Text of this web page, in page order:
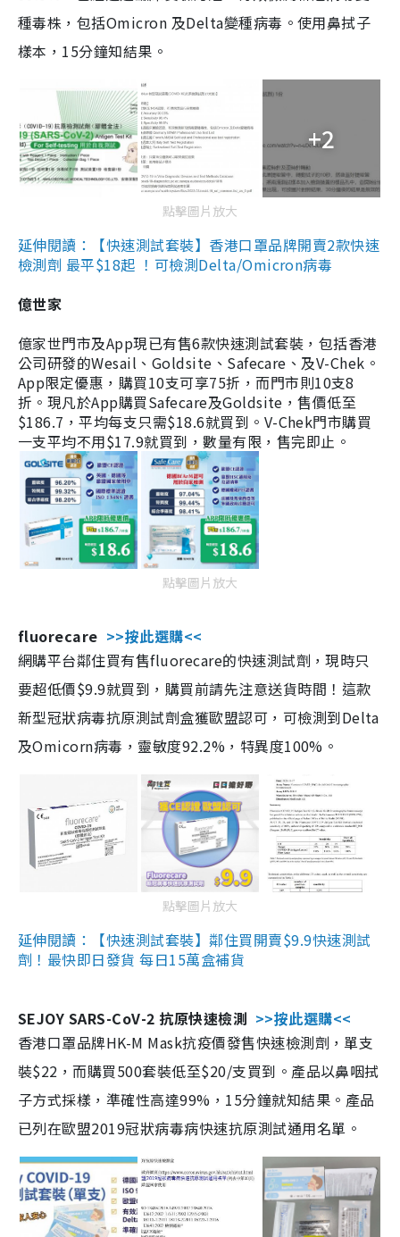
種毒株，包括Omicron 及Delta變種病毒。使用鼻拭子
樣本，15分鐘知結果。
+2
點擊圖片放大
延伸閱讀：【快速測試套裝】香港口罩品牌開賣2款快速
檢測劑 最平$18起 ！可檢測Delta/Omicron病毒
億世家
億家世門市及App現已有售6款快速測試套裝，包括香港
公司研發的Wesail、Goldsite、Safecare、及V-Chek。
App限定優惠，購買10支可享75折，而門市則10支8
折。現凡於App購買Safecare及Goldsite，售價低至
$186.7，平均每支只需$18.6就買到。V-Chek門市購買
一支平均不用$17.9就買到，數量有限，售完即止。
點擊圖片放大
fluorecare >>按此選購<<
網購平台鄰住買有售fluorecare的快速測試劑，現時只
要超低價$9.9就買到，購買前請先注意送貨時間！這款
新型冠狀病毒抗原測試劑盒獲歐盟認可，可檢測到Delta
及Omicorn病毒，靈敏度92.2%，特異度100%。
點擊圖片放大
延伸閱讀：【快速測試套裝】鄰住買開賣$9.9快速測試
劑！最快即日發貨 每日15萬盒補貨
SEJOY SARS-CoV-2 抗原快速檢測 >>按此選購<<
香港口罩品牌HK-M Mask抗疫價發售快速檢測劑，單支
裝$22，而購買500套裝低至$20/支買到。產品以鼻咽拭
子方式採樣，準確性高達99%，15分鐘就知結果。產品
已列在歐盟2019冠狀病毒病快速抗原測試通用名單。